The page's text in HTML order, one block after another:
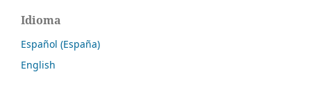
Idioma
Español (España)
English